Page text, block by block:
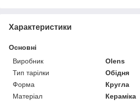
Характеристики
Основні
Виробник
Olens
Тип тарілки
Обідня
Форма
Кругла
Матеріал
Кераміка